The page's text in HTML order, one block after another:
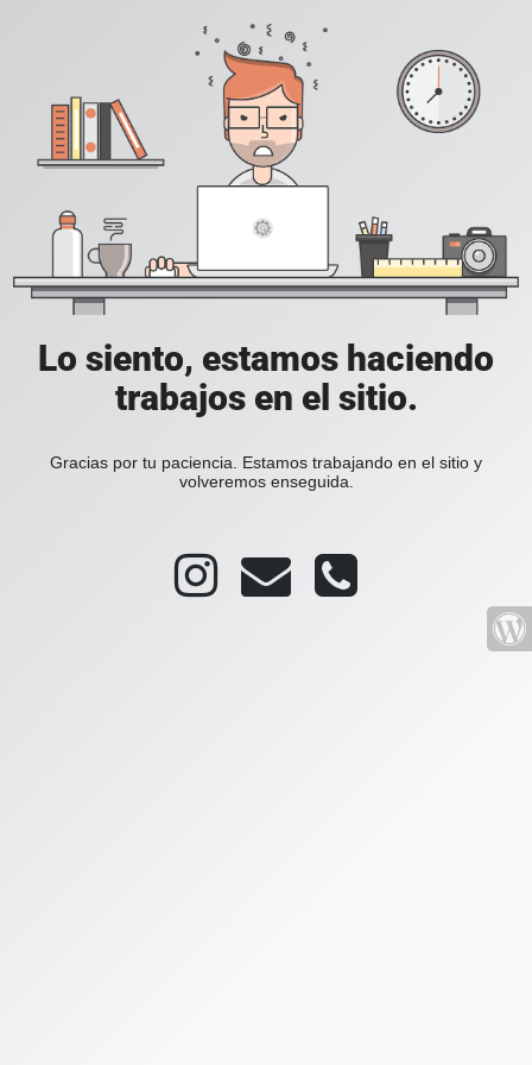
Lo siento, estamos haciendo
trabajos en el sitio.
Gracias por tu paciencia. Estamos trabajando en el sitio y
volveremos enseguida.